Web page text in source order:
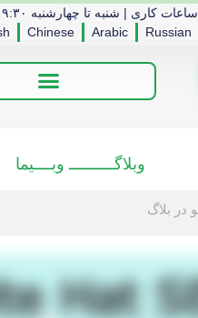
ساعات کاری | شنبه تا چهارشنبه ۹:۳۰ الی ۱۸
Russian
Arabic
Chinese
وبلاگــــــــــ وبــــیما